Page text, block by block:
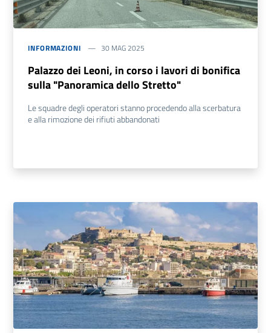
INFORMAZIONI 30 MAG 2025
Palazzo dei Leoni, in corso i lavori di bonifica
sulla "Panoramica dello Stretto"
Le squadre degli operatori stanno procedendo alla scerbatura
e alla rimozione dei rifiuti abbandonati